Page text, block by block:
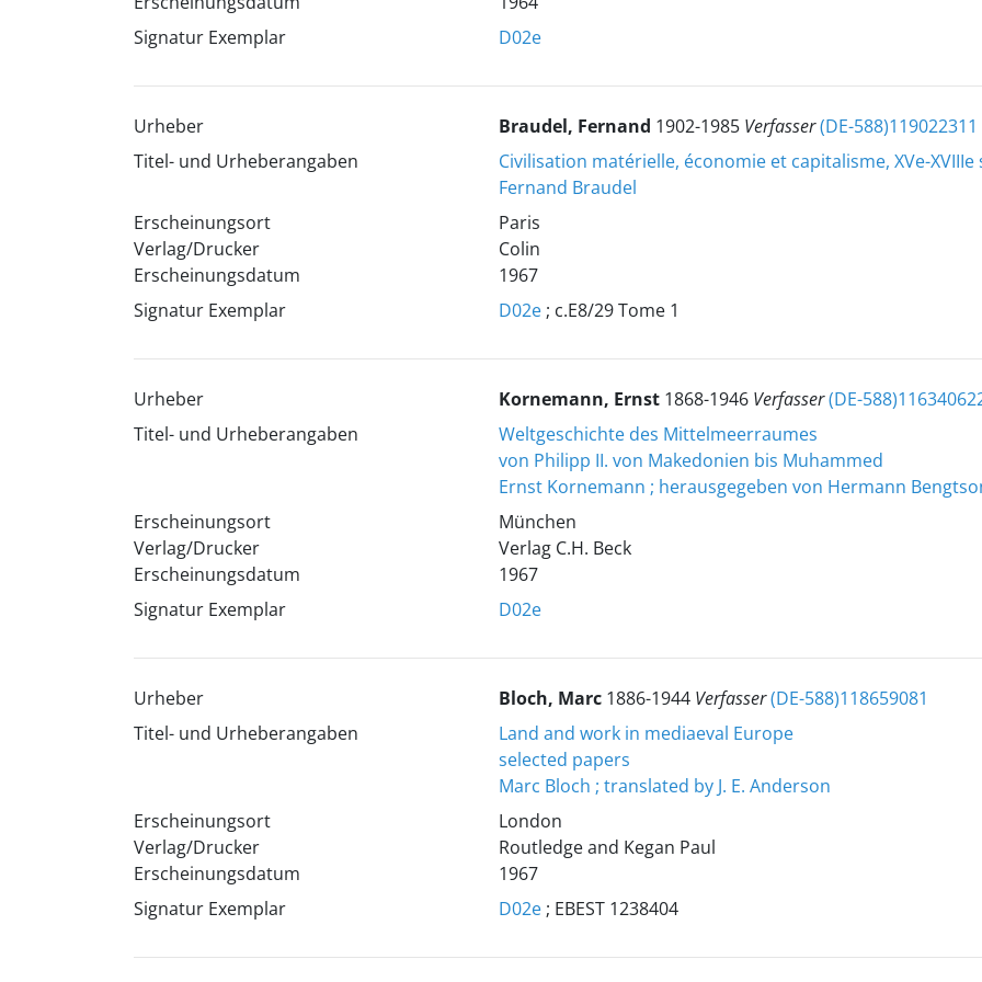
Signatur Exemplar
D02e
Urheber Braudel, Fernand 1902-1985 Verfasser(DE-588)119022311
Titel- und Urheberangaben
Civilisation matérielle, économie et capitalisme, XVe-XVIIIe
Fernand Braudel
Erscheinungsort
Verlag/Drucker
Erscheinungsdatum
Paris
Colin
1967
Signatur Exemplar
D02e; c.E8/29 Tome 1
Urheber Kornemann, Ernst 1868-1946 Verfasser(DE-
Titel- und Urheberangaben
Weltgeschichte des Mittelmeerraumes
von Philipp II. von Makedonien bis Muhammed
Ernst Kornemann ; herausgegeben von Hermann
Erscheinungsort
Verlag/Drucker
Erscheinungsdatum
München
Verlag C.H. Beck
1967
Signatur Exemplar
D02e
Urheber Bloch, Marc 1886-1944 Verfasser(DE-588)118659081
Titel- und Urheberangaben
Land and work in mediaeval Europe
selected papers
Marc Bloch ; translated by J. E. Anderson
Erscheinungsort
Verlag/Drucker
Erscheinungsdatum
London
Routledge and Kegan Paul
1967
Signatur Exemplar
D02e; EBEST 1238404